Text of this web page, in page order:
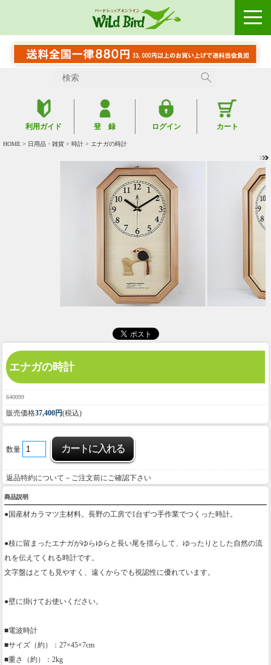
利用ガイド 登 録 ログイン カート
HOME > 日用品・雑貨 > 時計 > エナガの時計
エナガの時計
640099
販売価格37,400円(税込)
数量
返品特約について－ご注文前にご確認下さい
商品説明
●国産材カラマツ主材料。長野の工房で1台ずつ手作業でつくった時計。
●枝に留まったエナガがゆらゆらと長い尾を揺らして、ゆったりとした自然の流
れを伝えてくれる時計です。
文字盤はとても見やすく、遠くからでも視認性に優れています。
●壁に掛けてお使いください。
■電波時計
■サイズ（約）：27×45×7cm
■重さ（約）：2kg